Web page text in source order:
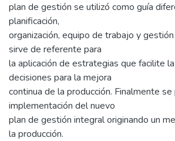
plan de gestión se utilizó como guía
planificación,
organización, equipo de trabajo y
sirve de referente para
la aplicación de estrategias que facilite
decisiones para la mejora
continua de la producción. Finalmente
implementación del nuevo
plan de gestión integral originando un
la producción.